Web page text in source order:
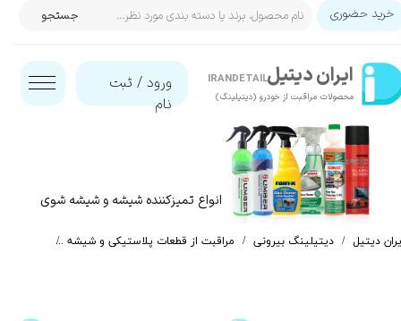
ایران‌ دیتیل
محصولات مراقبت از خودرو (دیتیلینگ)​​​​​​​
IRANDETAIL ورود / ثبت
نام
حساب کاربری من
تغییر گذر واژه
سفارشات
خروج از حساب کاربری
جستجو خرید حضوری
انواع تمیزکننده شیشه و شیشه شوی
دیتیل دیتیلینگ بیرونی مراقبت از قطعات پلاستیکی و شیشه